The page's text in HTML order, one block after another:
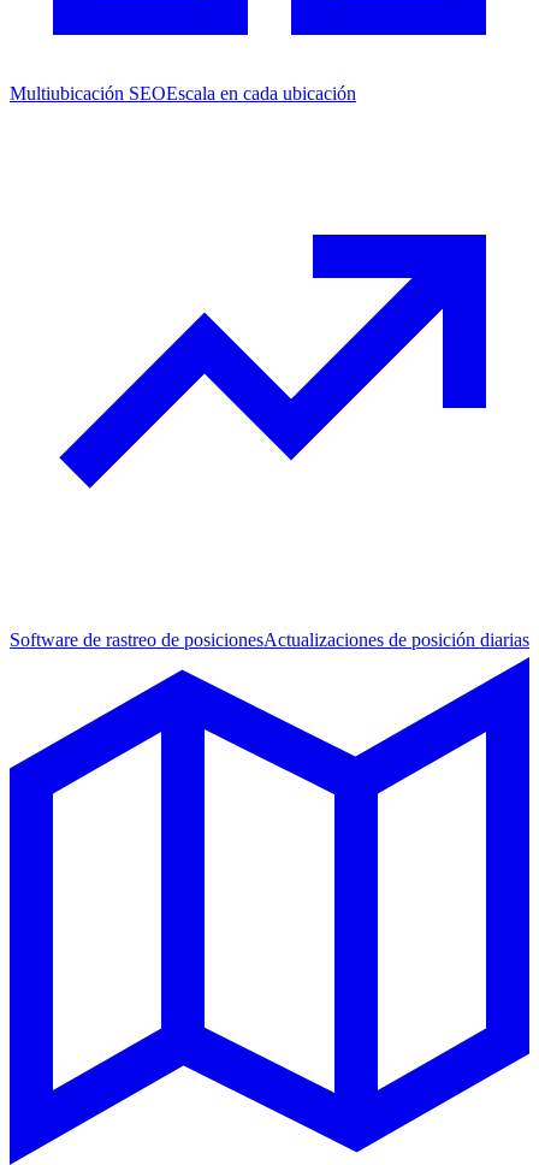
Multiubicación SEOEscala en cada ubicación
Software de rastreo de posicionesActualizaciones de posición diarias